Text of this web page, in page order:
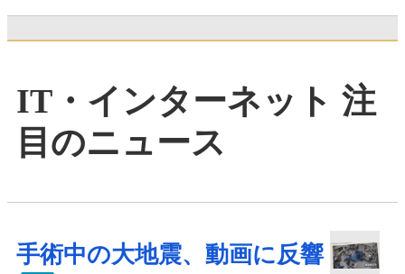
IT・インターネット 注
目のニュース
手術中の大地震、動画に反響